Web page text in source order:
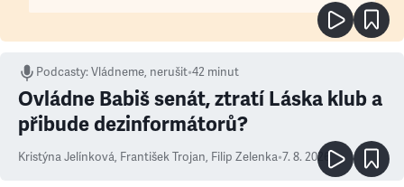
Podcasty:Vládneme, nerušit•42 minut
Ovládne Babiš senát, ztratí Láska klub a
přibude dezinformátorů?
Kristýna Jelínková, František Trojan, Filip Zelenka•7. 8. 2026